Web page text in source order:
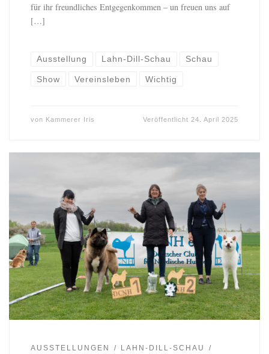
für ihr freundliches Entgegenkommen – un freuen uns auf
[…]
Ausstellung Lahn-Dill-Schau Schau
Show Vereinsleben Wichtig
von Kammerer Iris Veröffentlicht 24. April 2025
AUSSTELLUNGEN LAHN-DILL-SCHAU